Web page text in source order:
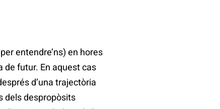
entendre’ns) en hores
de futur. En aquest cas
d’una trajectòria
dels despropòsits